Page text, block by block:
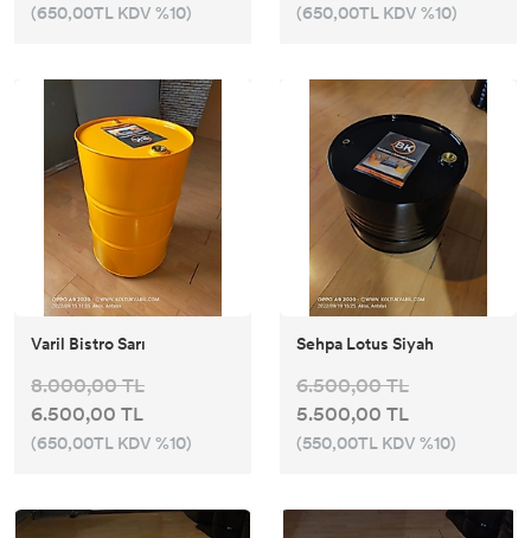
(650,00TL KDV %10) (650,00TL KDV %10)
Varil Bistro Sarı
8.000,00 TL
6.500,00 TL
(650,00TL KDV %10)
Sehpa Lotus Siyah
6.500,00 TL
5.500,00 TL
(550,00TL KDV %10)